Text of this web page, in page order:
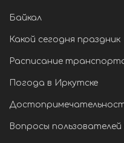
Байкал
Какой сегодня праздник
Расписание
Погода в Иркутске
Вопросы